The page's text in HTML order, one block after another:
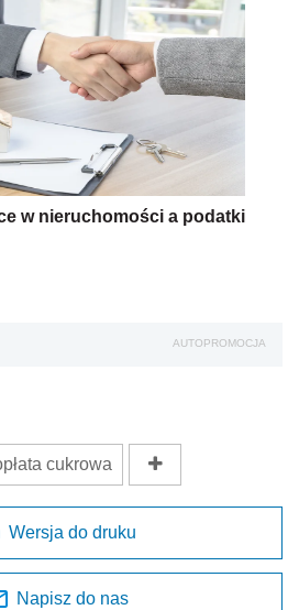
w nieruchomości a podatki
AUTOPROMOCJA
cukrowa
Wersja do druku
Napisz do nas